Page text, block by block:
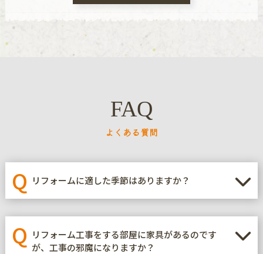
FAQ
よくある質問
Q リフォームに適した季節はありますか？
Q リフォーム工事をする部屋に家具があるのです
が、工事の邪魔になりますか？